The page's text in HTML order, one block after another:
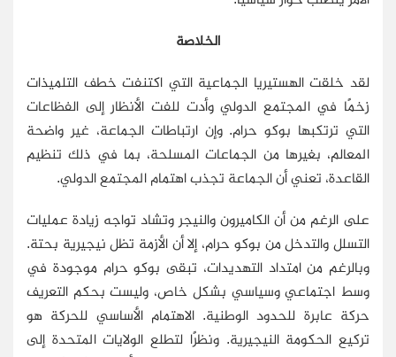
الخلاصة
لقد خلقت الهستيريا الجماعية التي اكتنفت خطف التلميذات
زخمًا في المجتمع الدولي وأدت للفت الأنظار إلى الفظاعات
التي ترتكبها بوكو حرام. وإن ارتباطات الجماعة، غير واضحة
المعالم، بغيرها من الجماعات المسلحة، بما في ذلك تنظيم
القاعدة، تعني أن الجماعة تجذب اهتمام المجتمع الدولي.
على الرغم من أن الكاميرون والنيجر وتشاد تواجه زيادة عمليات
التسلل والتدخل من بوكو حرام، إلا أن الأزمة تظل نيجيرية بحتة.
وبالرغم من امتداد التهديدات، تبقى بوكو حرام موجودة في
وسط اجتماعي وسياسي بشكل خاص، وليست بحكم التعريف
حركة عابرة للحدود الوطنية. الاهتمام الأساسي للحركة هو
تركيع الحكومة النيجيرية. ونظرًا لتطلع الولايات المتحدة إلى